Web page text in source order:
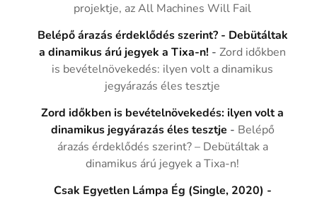
projektje, az All Machines Will Fail
Belépő árazás érdeklődés szerint? - Debütáltak
a dinamikus árú jegyek a Tixa-n! -Zord időkben
is bevételnövekedés: ilyen volt a dinamikus
jegyárazás éles tesztje
Zord időkben is bevételnövekedés: ilyen volt a
dinamikus jegyárazás éles tesztje - Belépő
árazás érdeklődés szerint? – Debütáltak a
dinamikus árú jegyek a Tixa-n!
Csak Egyetlen Lámpa Ég (Single, 2020) -